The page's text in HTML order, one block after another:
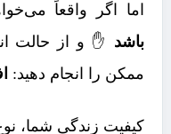
اما اگر واقعاً
باشد ✋ و از حالت
ممکن را انجام دهید:
کیفیت زندگی شما،